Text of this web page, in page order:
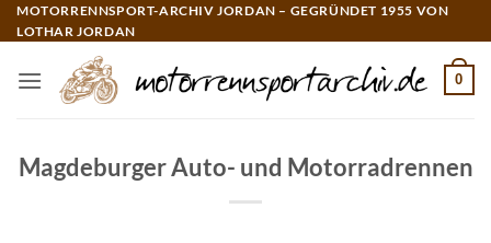
Zum
Inhalt
MOTORRENNSPORT-ARCHIV JORDAN – GEGRÜNDET 1955 VON
LOTHAR JORDAN
0
Magdeburger Auto- und Motorradrennen